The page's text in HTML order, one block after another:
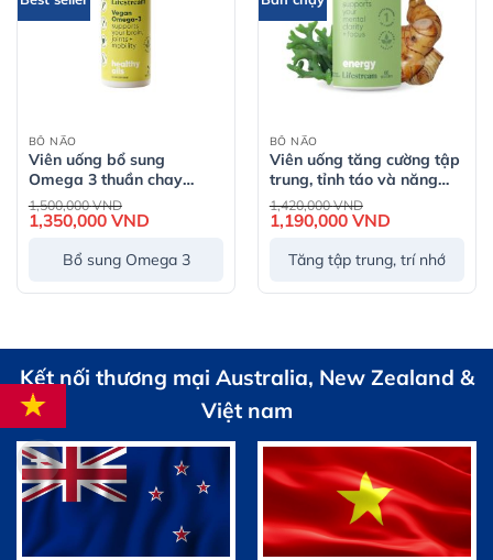
BỔ NÃO
Viên uống bổ sung
Omega 3 thuần chay
Lifestream Omega 3
Vegan – 45 viên
1,500,000VND
gốc
là:
1,350,000 VNDGiá
là:
Bổ sung Omega 3
BỔ NÃO
Viên uống tăng cường tập
trung, tỉnh táo và năng
lượng Lifestream Brain
Fuel Nootropics (60 Viên)
1,420,000VND
gốc
là:
1,190,000 VNDGiá
là:
Tăng tập trung, trí nhớ
Kết nối thương mại Australia, New Zealand &
Việt nam